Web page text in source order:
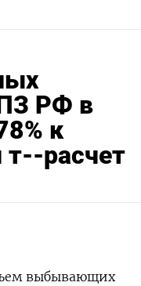
РФ в
к
расчет
выбывающих